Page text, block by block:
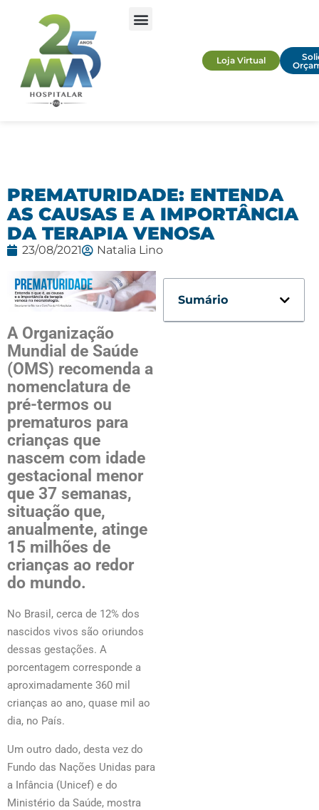
Loja Virtual
PREMATURIDADE: ENTENDA
AS CAUSAS E A IMPORTÂNCIA
DA TERAPIA VENOSA
23/08/2021 Natalia Lino
A Organização
Mundial de Saúde
(OMS) recomenda a
nomenclatura de
pré-termos ou
prematuros para
crianças que
nascem com idade
gestacional menor
que 37 semanas,
situação que,
anualmente, atinge
15 milhões de
crianças ao redor
do mundo.
No Brasil, cerca de 12% dos
nascidos vivos são oriundos
dessas gestações. A
porcentagem corresponde a
aproximadamente 360 mil
crianças ao ano, quase mil ao
dia, no País.
Um outro dado, desta vez do
Fundo das Nações Unidas para
a Infância (Unicef) e do
Ministério da Saúde, mostra
Sumário